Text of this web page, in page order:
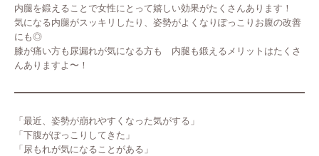
内腿を鍛えることで女性にとって嬉しい効果がたくさんあります！
気になる内腿がスッキリしたり、姿勢がよくなりぽっこりお腹の改善
にも◎
膝が痛い方も尿漏れが気になる方も 内腿も鍛えるメリットはたくさ
んありますよ〜！
「最近、姿勢が崩れやすくなった気がする」
「下腹がぽっこりしてきた」
「尿もれが気になることがある」